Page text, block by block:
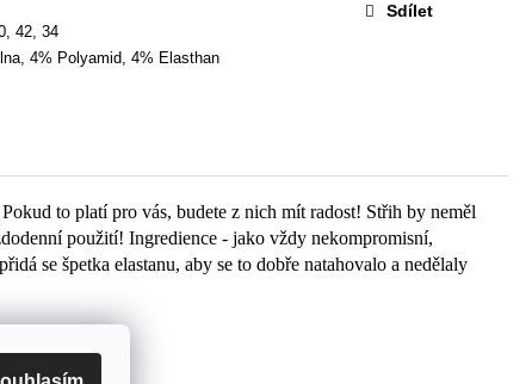
42, 34
4% Polyamid, 4% Elasthan
Sdílet
to platí pro vás, budete z nich mít radost! Střih by neměl
použití! Ingredience - jako vždy nekompromisní,
se špetka elastanu, aby se to dobře natahovalo a nedělaly